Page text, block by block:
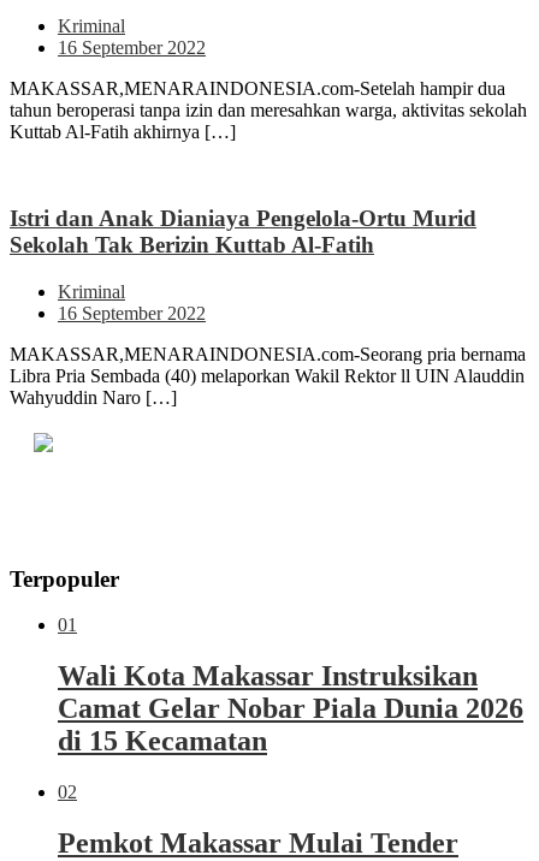
Kriminal
16 September 2022
MAKASSAR,MENARAINDONESIA.com-Setelah hampir dua
tahun beroperasi tanpa izin dan meresahkan warga, aktivitas sekolah
Kuttab Al-Fatih akhirnya […]
Istri dan Anak Dianiaya Pengelola-Ortu Murid
Sekolah Tak Berizin Kuttab Al-Fatih
Kriminal
16 September 2022
MAKASSAR,MENARAINDONESIA.com-Seorang pria bernama
Libra Pria Sembada (40) melaporkan Wakil Rektor ll UIN Alauddin
Wahyuddin Naro […]
Terpopuler
01
Wali Kota Makassar Instruksikan
Camat Gelar Nobar Piala Dunia 2026
di 15 Kecamatan
02
Pemkot Makassar Mulai Tender